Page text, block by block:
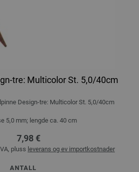
tre: Multicolor St. 5,0/40cm
Design-tre: Multicolor St. 5,0/40cm
5,0 mm; lengde ca. 40 cm
7,98 €
pluss leverans og ev importkostnader
ANTALL